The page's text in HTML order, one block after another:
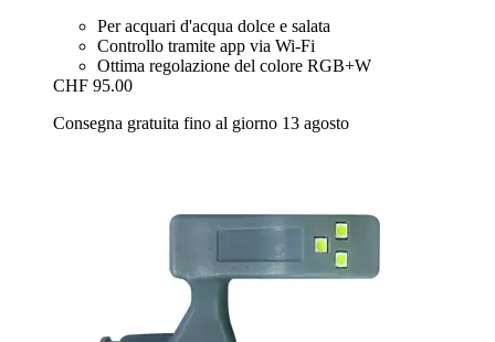
Per acquari d'acqua dolce e salata
Controllo tramite app via Wi-Fi
Ottima regolazione del colore RGB+W
CHF 95.00
Consegna gratuita fino al giorno 13 agosto